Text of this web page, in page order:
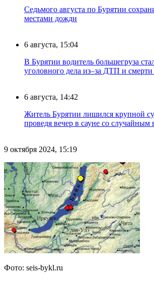
Седьмого августа по Бурятии
местами дожди
6 августа, 15:04
В Бурятии водитель большегруза
уголовного дела из–за ДТП и смерти
6 августа, 14:42
Житель Бурятии лишился крупной
проведя вечер в сауне со случайным
9 октября 2024, 15:19
Фото: seis-bykl.ru